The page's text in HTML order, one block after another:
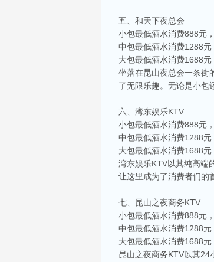
五、和天下夜总会
小包最低酒水消费888元
中包最低酒水消费1288元
大包最低酒水消费1688元
坐落在昆山夜总会一条街
了无限乐趣。无论是小包
六、湾东娱乐KTV
小包最低酒水消费888元
中包最低酒水消费1288元
大包最低酒水消费1688元
湾东娱乐KTV以其纯高端
让这里成为了消费者们的
七、昆山之夜商务KTV
小包最低酒水消费888元
中包最低酒水消费1288元
大包最低酒水消费1688元
昆山之夜商务KTV以其24